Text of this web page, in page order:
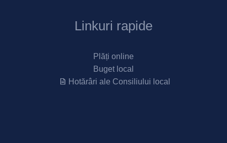
Linkuri rapide
Plăți online
Buget local
Hotărâri ale Consiliului local